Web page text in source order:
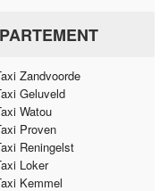
Zandvoorde
Geluveld
Watou
Proven
Reningelst
Loker
Kemmel